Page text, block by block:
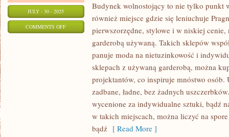
JULY - 30 - 2025
COMMENTS OFFON
Budynek wolnostojący to nie tylko punkt
również miejsce gdzie się leniuchuje
pierwszorzędne, stylowe i w niskiej cenie,
garderobą używaną. Takich sklepów
panuje moda na nietuzinkowość i
sklepach z używaną garderobą, można
projektantów, co inspiruje mnóstwo osób.
zadbane, ładne, bez żadnych
wycenione za indywidualne sztuki, bądź
w takich miejscach, można liczyć na
bądź [ Read More ]